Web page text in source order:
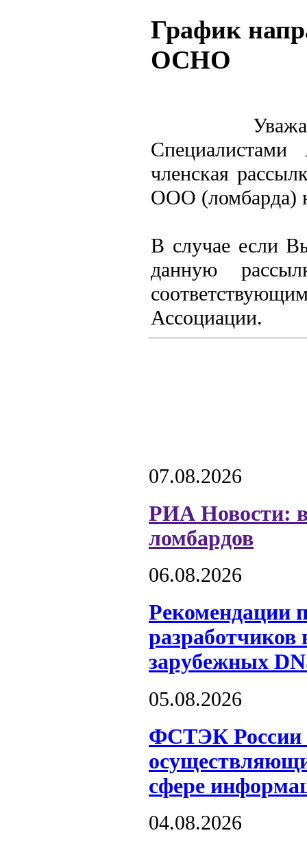
График
ОСНО
членская
ООО (ломбарда)
В случае если
данную
Ассоциации.
07.08.2026
РИА Новости: в
ломбардов
06.08.2026
разработчиков
зарубежных
05.08.2026
ФСТЭК России
сфере
04.08.2026